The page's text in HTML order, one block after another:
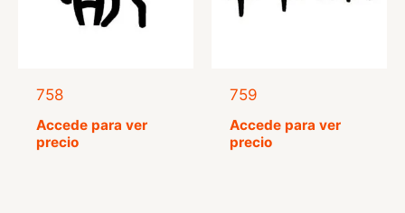
758
Accede para ver
precio
759
Accede para ver
precio